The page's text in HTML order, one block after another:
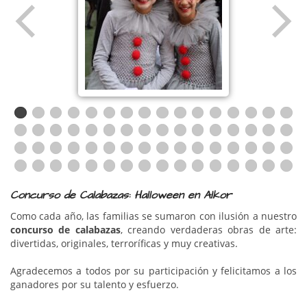
Concurso de Calabazas: Halloween en Alkor
Como cada año, las familias se sumaron con ilusión a nuestro
concurso de calabazas, creando verdaderas obras de arte:
divertidas, originales, terroríficas y muy creativas.
Agradecemos a todos por su participación y felicitamos a los
ganadores por su talento y esfuerzo.